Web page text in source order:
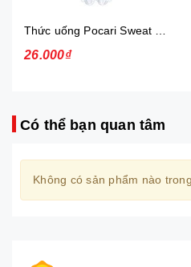
26.000₫
Có thể bạn quan tâm
Không có sản phẩm nào